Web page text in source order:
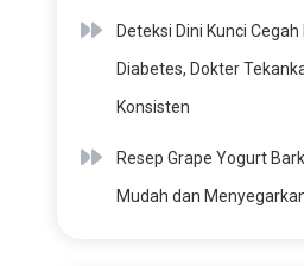
Deteksi Dini Kunci
Diabetes, Dokter
Konsisten
Resep Grape Yogurt
Mudah dan